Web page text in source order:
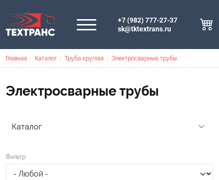
Основная навигация
ДОСТАВКА И ОПЛАТА
+7 (982) 777-27-37
sk@tktextrans.ru
Строка навигации
Главная Каталог Труба круглая Электросварные трубы
Электросварные трубы
Каталог
Фильтр